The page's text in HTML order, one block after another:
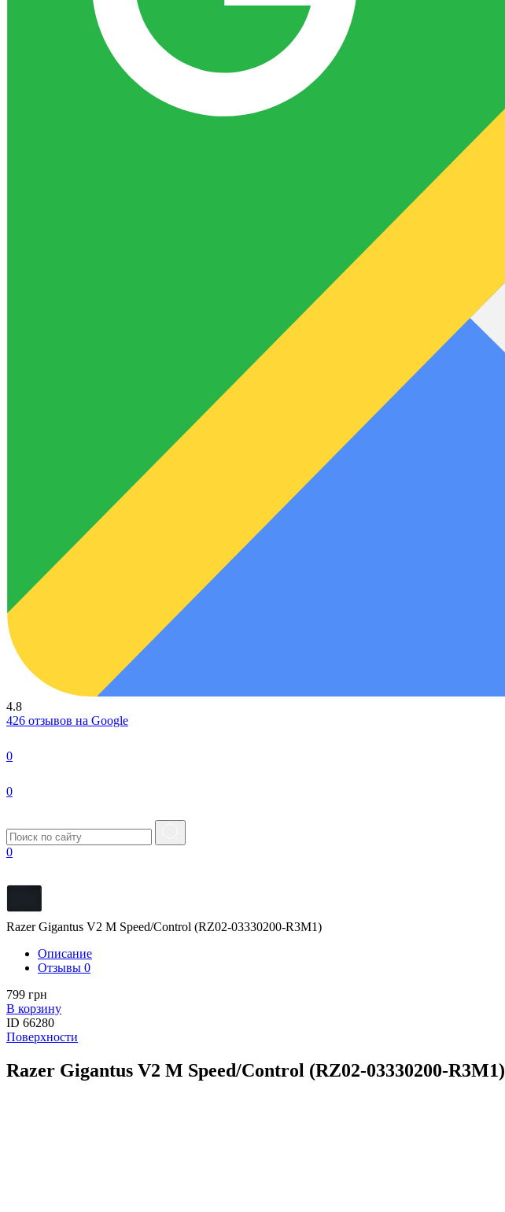
4.8
426 отзывов на Google
0
0
0
Razer Gigantus V2 M Speed/Control (RZ02-03330200-R3M1)
Описание
Отзывы 0
799 грн
В корзину
ID 66280
Поверхности
Razer Gigantus V2 M Speed/Control (RZ02-03330200-R3M1)